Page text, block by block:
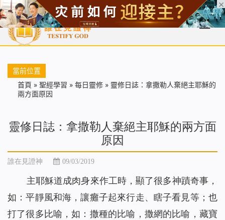
首頁 每日靈糧 天國福音 基督徒見證 信仰解答 聖經
當前位置
首頁 » 聖經學習 » 每日靈修 » 靈修日誌：拿撒勒人棄絕主耶穌的
兩方面原因
靈修日誌：拿撒勒人棄絕主耶穌的兩方面
原因
誰在見證神 09/03/2019
主耶穌道成肉身來作工時，顯了很多神蹟奇事，
如：平靜風和海，讓癱子起來行走、瞎子看見等；也
打了很多比喻，如：撒種的比喻，撒網的比喻，藏寶